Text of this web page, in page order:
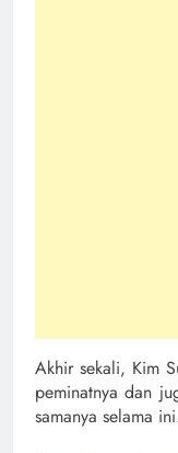
Akhir sekali, Kim
peminatnya dan
samanya selama